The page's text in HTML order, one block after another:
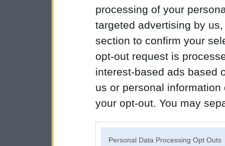
processing of your
targeted advertising by
section to confirm your
opt-out request is
interest-based ads based
us or personal
your opt-out. You may
Personal Data Processing Opt Outs